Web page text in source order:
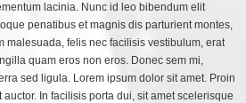
lacinia. Nunc id leo bibendum elit
penatibus et magnis dis parturient montes,
malesuada, felis nec facilisis vestibulum, erat
quam eros non eros. Donec sem mi,
sed ligula. Lorem ipsum dolor sit amet. Proin
In facilisis porta dui, sit amet scelerisque